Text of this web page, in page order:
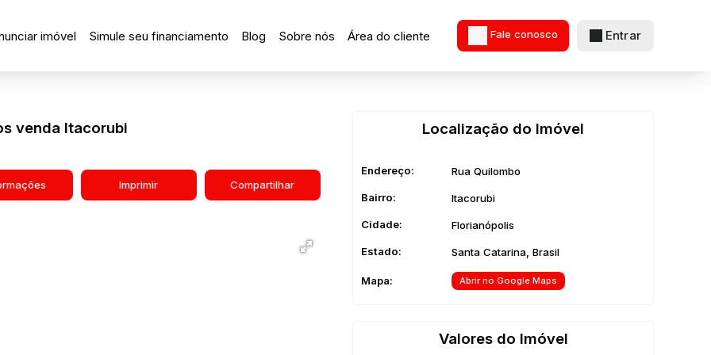
Entrar
Fale conosco
Área do cliente
Sobre nós
Blog
Simule seu financiamento
imóvel
venda Itacorubi
Imprimir Compartilhar
Localização do Imóvel
Endereço: Rua Quilombo
Bairro: Itacorubi
Cidade: Florianópolis
Estado: Santa Catarina, Brasil
Mapa: Abrir no Google Maps
Valores do Imóvel